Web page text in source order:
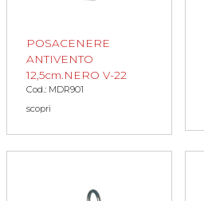
POSACENERE
ANTIVENTO
12,5cm.NERO V-22
Cod.: MDR901
scopri